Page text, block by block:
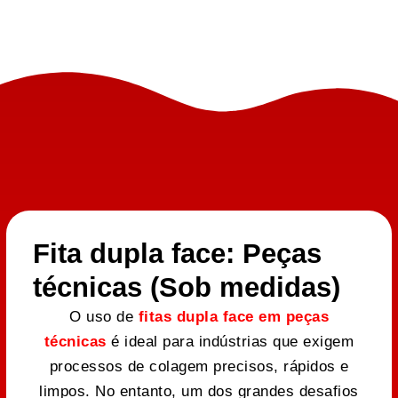
Fita dupla face: Peças
técnicas (Sob medidas)
O uso de fitas dupla face em peças
técnicas é ideal para indústrias que exigem
processos de colagem precisos, rápidos e
limpos. No entanto, um dos grandes desafios